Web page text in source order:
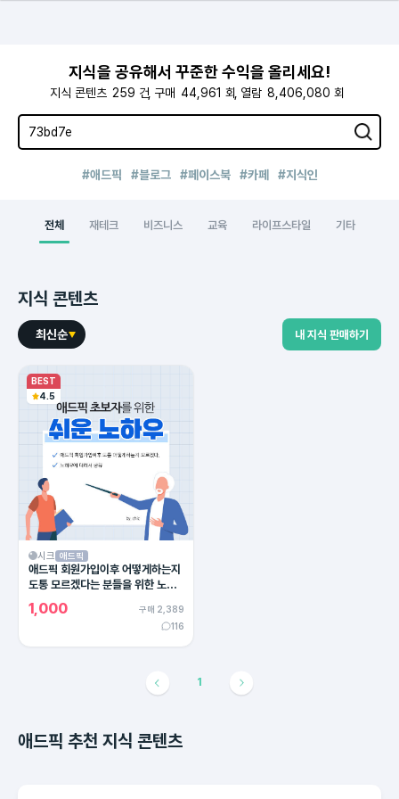
지식을 공유해서 꾸준한 수익을 올리세요!
지식 콘텐츠 259 건 구매 44,961 회 열람 8,406,080 회
#애드픽 #블로그 #페이스북 #카페 #지식인
전체 재테크 비즈니스 교육 라이프스타일 기타
지식 콘텐츠
최신순 내 지식 판매하기
BEST
4.5
시크 애드픽
애드픽 회원가입이후 어떻게하는지
도통 모르겠다는 분들을 위한 노하
우
1,000
구매 2,389
116
1
애드픽 추천 지식 콘텐츠